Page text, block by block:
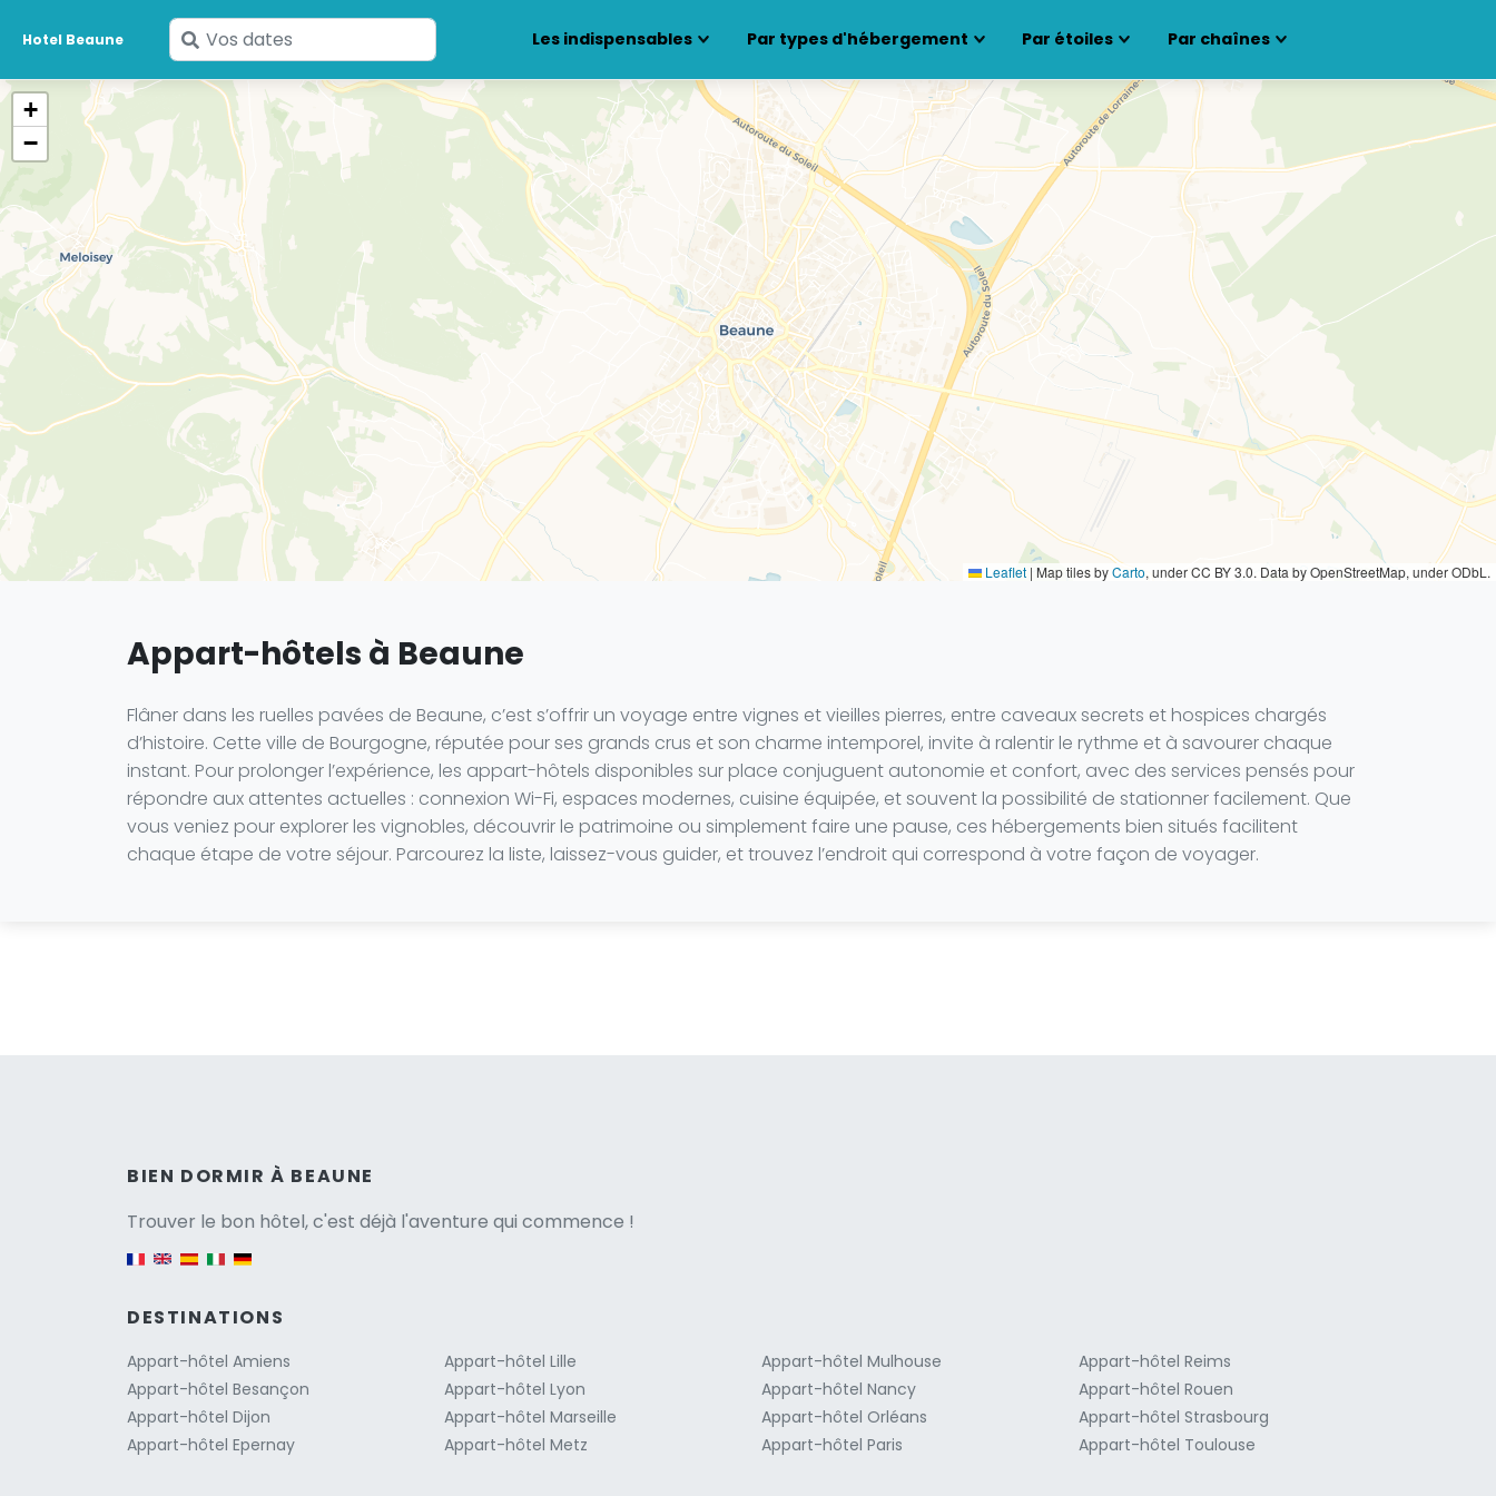
Hotel Beaune
Saisissez
vos
dates
Les indispensables Par types d'hébergement Par étoiles Par chaînes
+
−
Leaflet | Map tiles byCarto, under CC BY 3.0. Data by OpenStreetMap, under ODbL.
Appart-hôtels à Beaune
Flâner dans les ruelles pavées de Beaune, c’est s’offrir un voyage entre vignes et vieilles pierres, entre caveaux secrets et hospices chargés
d’histoire. Cette ville de Bourgogne, réputée pour ses grands crus et son charme intemporel, invite à ralentir le rythme et à savourer chaque
instant. Pour prolonger l’expérience, les appart-hôtels disponibles sur place conjuguent autonomie et confort, avec des services pensés pour
répondre aux attentes actuelles : connexion Wi-Fi, espaces modernes, cuisine équipée, et souvent la possibilité de stationner facilement. Que
vous veniez pour explorer les vignobles, découvrir le patrimoine ou simplement faire une pause, ces hébergements bien situés facilitent
chaque étape de votre séjour. Parcourez la liste, laissez-vous guider, et trouvez l’endroit qui correspond à votre façon de voyager.
BIEN DORMIR À BEAUNE
Trouver le bon hôtel, c'est déjà l'aventure qui commence !
Versione italiana
DESTINATIONS
Appart-hôtel Amiens
Appart-hôtel Besançon
Appart-hôtel Dijon
Appart-hôtel Epernay
Appart-hôtel Lille
Appart-hôtel Lyon
Appart-hôtel Marseille
Appart-hôtel Metz
Appart-hôtel Mulhouse
Appart-hôtel Nancy
Appart-hôtel Orléans
Appart-hôtel Paris
Appart-hôtel Reims
Appart-hôtel Rouen
Appart-hôtel Strasbourg
Appart-hôtel Toulouse